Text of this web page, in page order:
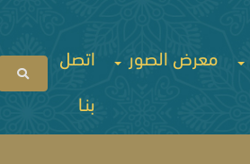
معرض الصور
اتصل
بنـا